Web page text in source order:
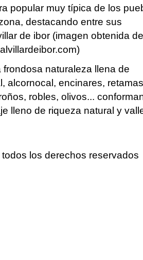
popular muy típica de los
destacando entre sus
de ibor (imagen obtenida
frondosa naturaleza llena de
alcornocal, encinares,
robles, olivos...
lleno de riqueza natural y
los derechos reservados